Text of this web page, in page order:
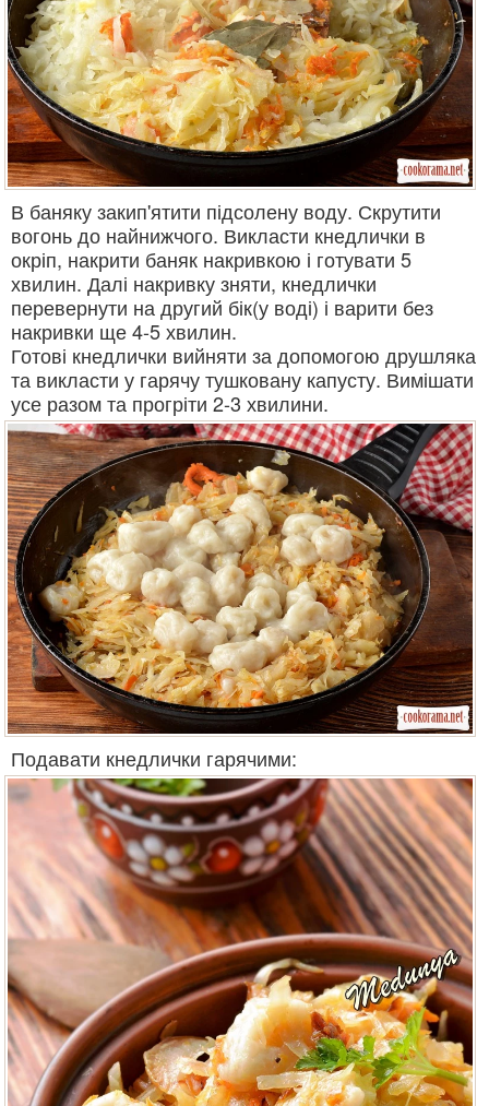
В баняку закип'ятити підсолену воду. Скрутити
вогонь до найнижчого. Викласти кнедлички в
окріп, накрити баняк накривкою і готувати 5
хвилин. Далі накривку зняти, кнедлички
перевернути на другий бік(у воді) і варити без
накривки ще 4-5 хвилин.
Готові кнедлички вийняти за допомогою друшляка
та викласти у гарячу тушковану капусту. Вимішати
усе разом та прогріти 2-3 хвилини.
Подавати кнедлички гарячими: